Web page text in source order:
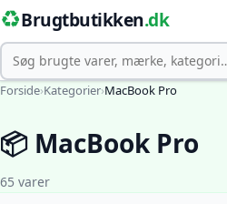
♻️Brugtbutikken.dk
Søg
Forside›Kategorier›MacBook Pro
📦 MacBook Pro
65 varer